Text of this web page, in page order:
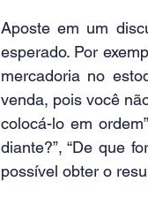
Aposte em um
esperado. Por
mercadoria no
venda, pois você
colocá-lo em
diante?”, “De que
possível obter o